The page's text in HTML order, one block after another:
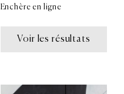
Enchère en ligne
Voir les résultats